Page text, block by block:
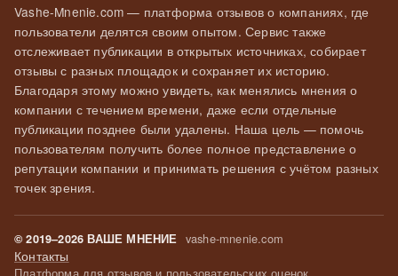
Vashe-Mnenie.com — платформа отзывов о компаниях, где
пользователи делятся своим опытом. Сервис также
отслеживает публикации в открытых источниках, собирает
отзывы с разных площадок и сохраняет их историю.
Благодаря этому можно увидеть, как менялись мнения о
компании с течением времени, даже если отдельные
публикации позднее были удалены. Наша цель — помочь
пользователям получить более полное представление о
репутации компании и принимать решения с учётом разных
точек зрения.
© 2019–2026 ВАШЕ МНЕНИЕ vashe-mnenie.com
Контакты